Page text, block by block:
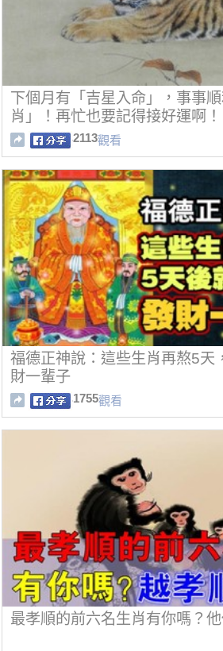
下個月有「吉星入命」，事事
肖」！再忙也要記得接好運啊！
2113觀看
福德正神說：這些生肖再熬5天
財一輩子
1755觀看
最孝順的前六名生肖有你嗎？